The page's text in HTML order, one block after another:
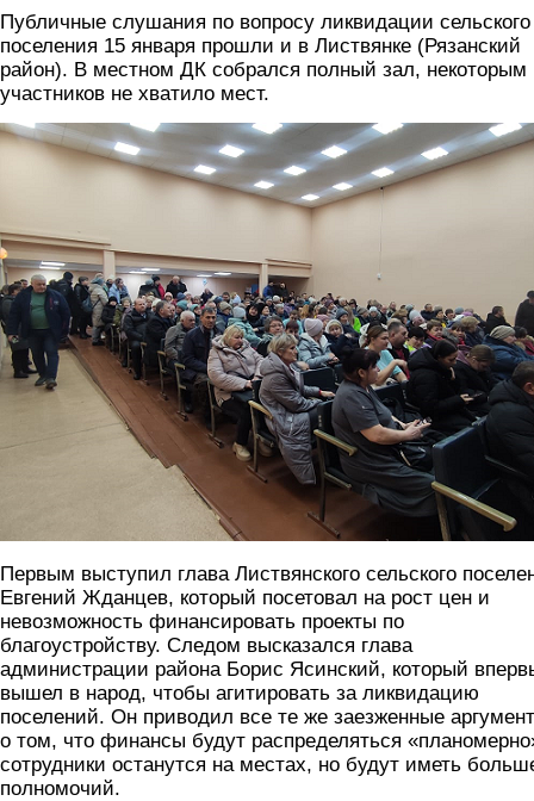
Публичные слушания по вопросу ликвидации сельского
поселения 15 января прошли и в Листвянке (Рязанский
район). В местном ДК собрался полный зал, некоторым
участников не хватило мест.
foto2.png
Первым выступил глава Листвянского сельского
Евгений Жданцев, который посетовал на рост цен и
невозможность финансировать проекты по
благоустройству. Следом высказался глава
администрации района Борис Ясинский, который
вышел в народ, чтобы агитировать за ликвидацию
поселений. Он приводил все те же заезженные
о том, что финансы будут распределяться
сотрудники останутся на местах, но будут иметь
полномочий.